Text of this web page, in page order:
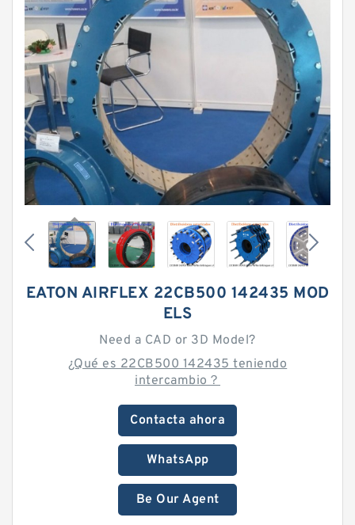
EATON AIRFLEX 22CB500 142435 MOD
ELS
Need a CAD or 3D Model?
¿Qué es 22CB500 142435 teniendo
intercambio？
Contacta ahora
WhatsApp
Be Our Agent